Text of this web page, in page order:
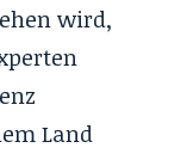
wird,
Land